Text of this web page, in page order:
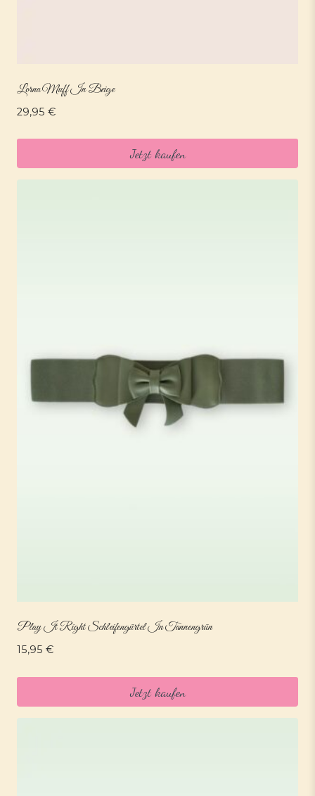
Lorna Muff In Beige
29,95 €
Jetzt kaufen
Play It Right Schleifengürtel In Tannengrün
15,95 €
Jetzt kaufen